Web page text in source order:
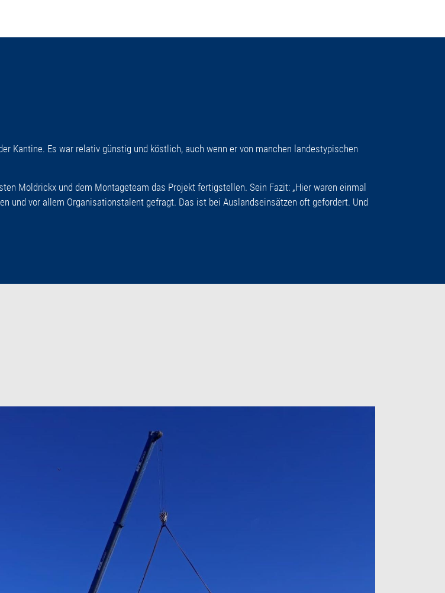
Kantine. Es war relativ günstig und köstlich, auch wenn er von manchen landestypischen
Moldrickx und dem Montageteam das Projekt fertigstellen. Sein Fazit: „Hier waren einmal
und vor allem Organisationstalent gefragt. Das ist bei Auslandseinsätzen oft gefordert. Und